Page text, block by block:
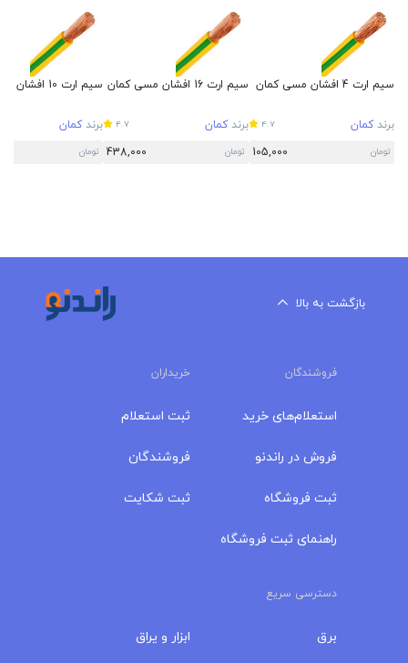
سیم ارت 4 افشان مسی کمان
برندکمان 4.7
تومان 105,000
سیم ارت 16 افشان مسی کمان
برندکمان 4.7
تومان 438,000
سیم ارت 10 افشان مسی کمان
برندکمان
تومان
بازگشت به بالا
فروشندگان خریداران
استعلام‌های خرید
فروش در راندنو
ثبت فروشگاه
راهنمای ثبت فروشگاه
ثبت استعلام
فروشندگان
ثبت شکایت
دسترسی سریع
برق ابزار و یراق